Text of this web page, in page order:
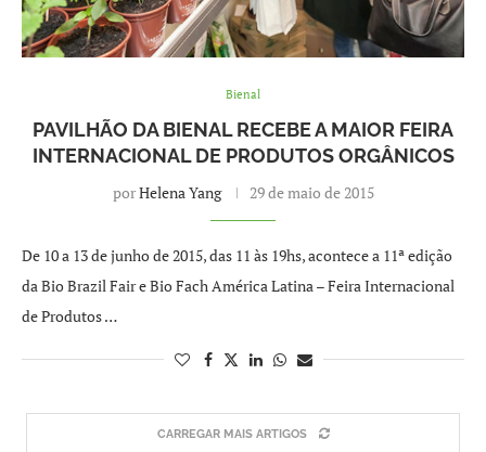
Bienal
PAVILHÃO DA BIENAL RECEBE A MAIOR FEIRA
INTERNACIONAL DE PRODUTOS ORGÂNICOS
porHelena Yang 29 de maio de 2015
De 10 a 13 de junho de 2015, das 11 às 19hs, acontece a 11ª edição
da Bio Brazil Fair e Bio Fach América Latina – Feira Internacional
de Produtos …
CARREGAR MAIS ARTIGOS